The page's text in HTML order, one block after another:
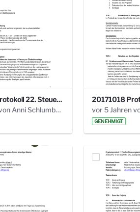
20180305 Protokoll 22. Steuerungskreis.pdf
vor 5 Jahren von Anni Schlumberger
GENEHMIGT